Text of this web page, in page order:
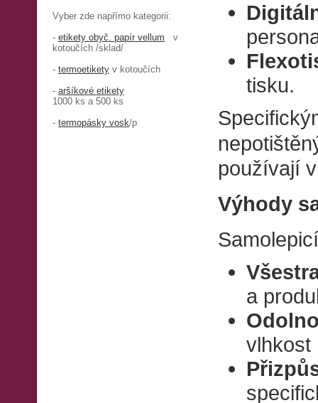
Vyber zde napřímo kategorii:
- etikety obyč. papír vellum v
kotoučích /sklad/
- termoetikety v kotoučích
- aršíkové etikety
1000 ks a 500 ks
- termopásky vosk/p
tisku.
používají
Výhody
a
vlhkost